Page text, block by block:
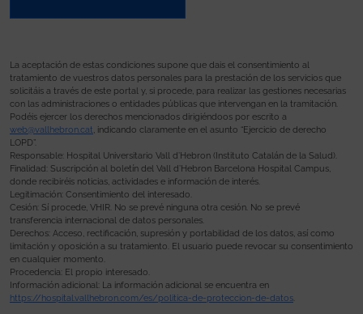
La aceptación de estas condiciones supone que dais el consentimiento al
tratamiento de vuestros datos personales para la prestación de los servicios que
solicitáis a través de este portal y, si procede, para realizar las gestiones necesarias
con las administraciones o entidades públicas que intervengan en la tramitación.
Podéis ejercer los derechos mencionados dirigiéndoos por escrito a
web@vallhebron.cat, indicando claramente en el asunto “Ejercicio de derecho
LOPD”.
Responsable: Hospital Universitario Vall d’Hebron (Instituto Catalán de la Salud).
Finalidad: Suscripción al boletín del Vall d’Hebron Barcelona Hospital Campus,
donde recibiréis noticias, actividades e información de interés.
Legitimación: Consentimiento del interesado.
Cesión: Sí procede, VHIR. No se prevé ninguna otra cesión. No se prevé
transferencia internacional de datos personales.
Derechos: Acceso, rectificación, supresión y portabilidad de los datos, así como
limitación y oposición a su tratamiento. El usuario puede revocar su consentimiento
en cualquier momento.
Procedencia: El propio interesado.
Información adicional: La información adicional se encuentra en
https://hospital.vallhebron.com/es/politica-de-proteccion-de-datos